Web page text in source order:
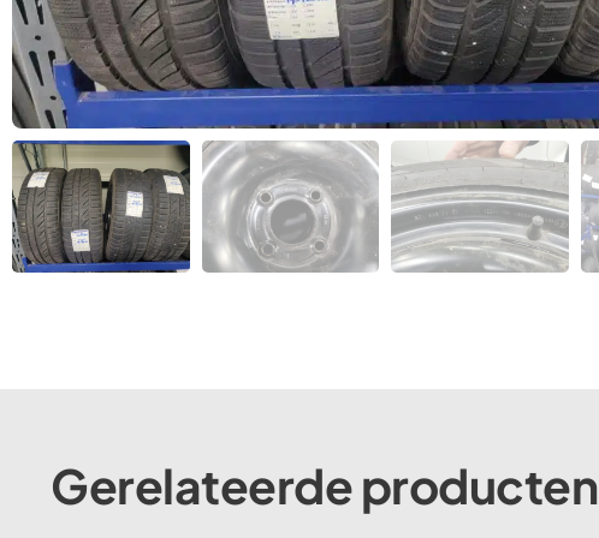
Gerelateerde producten